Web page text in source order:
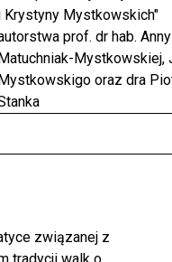
Krystyny Mystkowskich"
prof. dr hab. Anny
Matuchniak-Mystkowskiej,
Mystkowskigo oraz dra
związanej z